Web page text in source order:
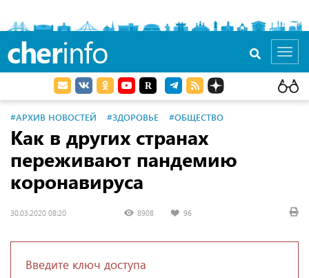
cherinfo
#АРХИВ НОВОСТЕЙ #ЗДОРОВЬЕ #ОБЩЕСТВО
Как в других странах
переживают пандемию
коронавируса
30.03.2020 08:20 8908 96
Введите ключ доступа